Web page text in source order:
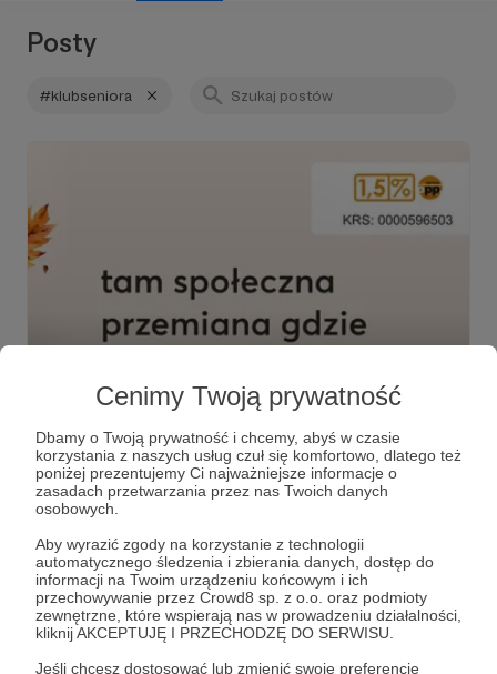
Cenimy Twoją prywatność
Dbamy o Twoją prywatność i chcemy, abyś w czasie
korzystania z naszych usług czuł się komfortowo, dlatego też
poniżej prezentujemy Ci najważniejsze informacje o
zasadach przetwarzania przez nas Twoich danych
osobowych.
Aby wyrazić zgody na korzystanie z technologii
automatycznego śledzenia i zbierania danych, dostęp do
informacji na Twoim urządzeniu końcowym i ich
przechowywanie przez Crowd8 sp. z o.o. oraz podmioty
zewnętrzne, które wspierają nas w prowadzeniu działalności,
kliknij AKCEPTUJĘ I PRZECHODZĘ DO SERWISU.
Jeśli chcesz dostosować lub zmienić swoje preferencje
Posty
#klubseniora
Zobaczcie materiał o naszych projektach.
Zapraszamy: https://youtu.be/6z51knoYbpE?
si=30F9C5NR_FQE38fK
#klubdladzieci